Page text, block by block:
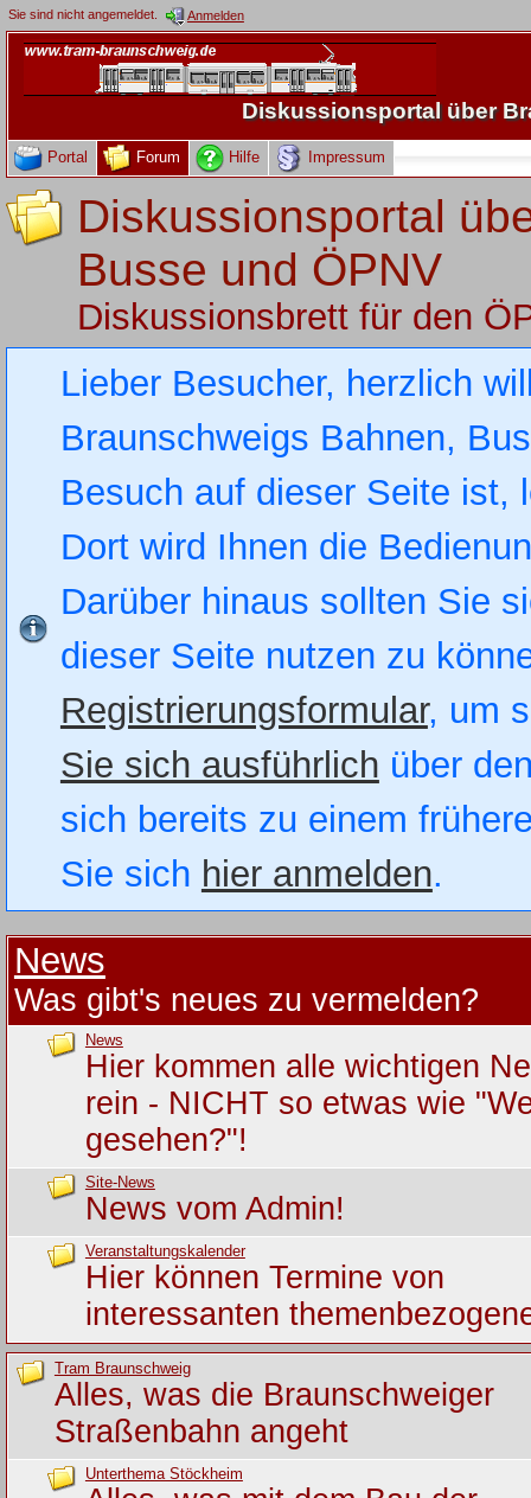
Sie sind nicht angemeldet. Anmelden
Diskussionsportal über
Portal Forum Hilfe Impressum
Diskussionsportal
Busse und ÖPNV
Diskussionsbrett für den
Lieber Besucher, herzlich
Braunschweigs Bahnen,
Besuch auf dieser Seite
Dort wird Ihnen die
Darüber hinaus sollten Sie
dieser Seite nutzen zu
Registrierungsformular, um
Sie sich ausführlich über
sich bereits zu einem
Sie sich hier anmelden.
News
Was gibt's neues zu vermelden?
News
Hier kommen alle wichtigen
rein - NICHT so etwas wie
gesehen?"!
Site-News
News vom Admin!
Veranstaltungskalender
Hier können Termine von
interessanten
Tram Braunschweig
Alles, was die Braunschweiger
Straßenbahn angeht
Unterthema Stöckheim